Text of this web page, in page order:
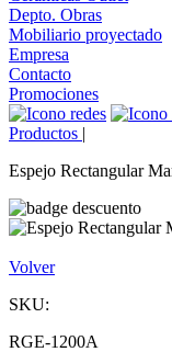
Depto. Obras
Mobiliario proyectado
Empresa
Contacto
Promociones
Productos |
Espejo Rectangular
Volver
SKU:
RGE-1200A